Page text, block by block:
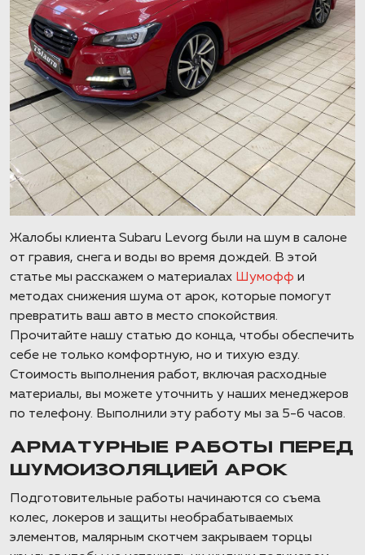
Жалобы клиента Subaru Levorg были на шум в салоне
от гравия, снега и воды во время дождей. В этой
статье мы расскажем о материалах Шумофф и
методах снижения шума от арок, которые помогут
превратить ваш авто в место спокойствия.
Прочитайте нашу статью до конца, чтобы обеспечить
себе не только комфортную, но и тихую езду.
Стоимость выполнения работ, включая расходные
материалы, вы можете уточнить у наших менеджеров
по телефону. Выполнили эту работу мы за 5-6 часов.
АРМАТУРНЫЕ РАБОТЫ ПЕРЕД
ШУМОИЗОЛЯЦИЕЙ АРОК
Подготовительные работы начинаются со съема
колес, локеров и защиты необрабатываемых
элементов, малярным скотчем закрываем торцы